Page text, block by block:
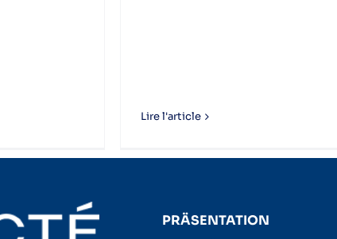
Lire l'article
PRÄSENTATION